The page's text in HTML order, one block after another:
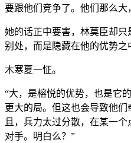
要跟他们竞争了。他们那么大
她的话正中要害，林莫臣却
别处，而是隐藏在他的优势之
木寒夏一怔。
“大，是榕悦的优势，也是它
更大的局。但这也会导致他
且，兵力太过分散，在某一
对手。明白么？”